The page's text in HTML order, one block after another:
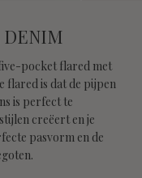
DENIM
pocket flared met
flared is dat de pijpen
is perfect te
creëert en je
pasvorm en de